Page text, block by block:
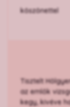
köszönettel
Tisztelt
az emlők
kegy, kivéve